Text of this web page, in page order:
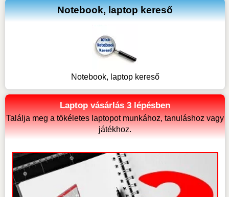
Notebook, laptop kereső
Notebook, laptop kereső
Laptop vásárlás 3 lépésben
Találja meg a tökéletes laptopot munkához, tanuláshoz vagy
játékhoz.